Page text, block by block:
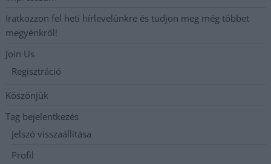
Iratkozzon fel heti hírlevelünkre és tudjon meg még többet
megyénkről!
Join Us
Regisztráció
Köszönjük
Tag bejelentkezés
Jelszó visszaállítása
Profil